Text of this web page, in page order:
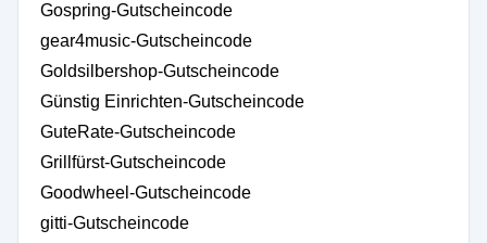
Gospring-Gutscheincode
gear4music-Gutscheincode
Goldsilbershop-Gutscheincode
Günstig Einrichten-Gutscheincode
GuteRate-Gutscheincode
Grillfürst-Gutscheincode
Goodwheel-Gutscheincode
gitti-Gutscheincode